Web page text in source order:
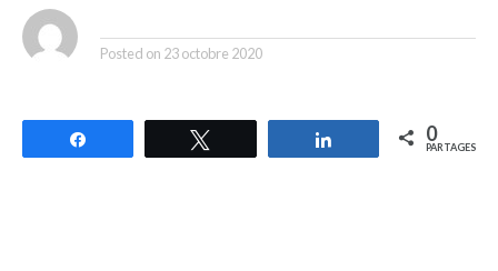
Posted on 23 octobre 2020
Partagez 0
PARTAGES